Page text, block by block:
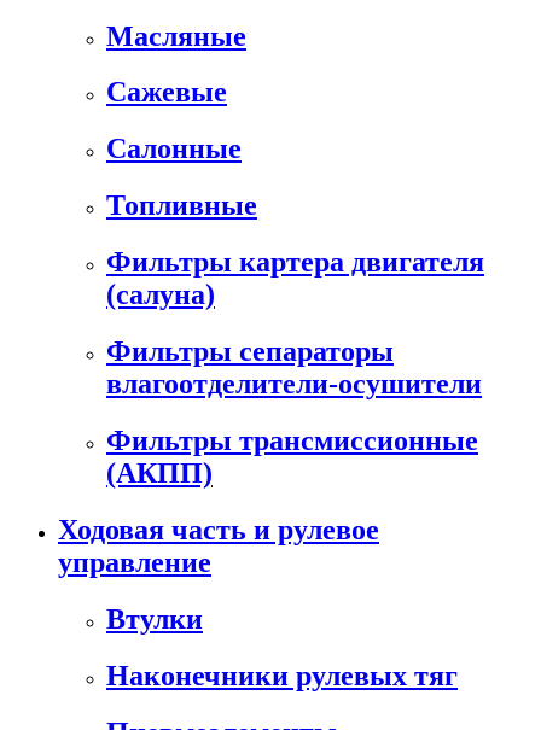
Масляные
Сажевые
Салонные
Топливные
Фильтры картера двигателя
(салуна)
Фильтры сепараторы
влагоотделители-осушители
Фильтры трансмиссионные
(АКПП)
Ходовая часть и рулевое
управление
Втулки
Наконечники рулевых тяг